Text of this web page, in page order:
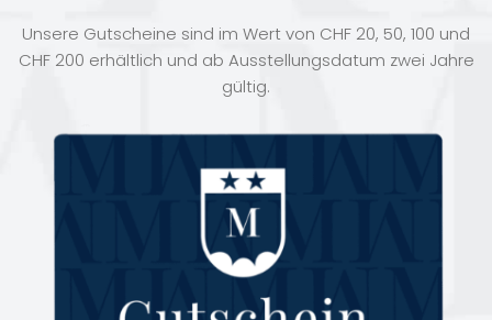
Unsere Gutscheine sind im Wert von CHF 20, 50, 100 und
CHF 200 erhältlich und ab Ausstellungsdatum zwei Jahre
gültig.